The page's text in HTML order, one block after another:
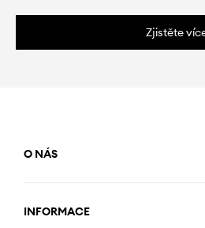
Zjistěte
O NÁS
INFORMACE